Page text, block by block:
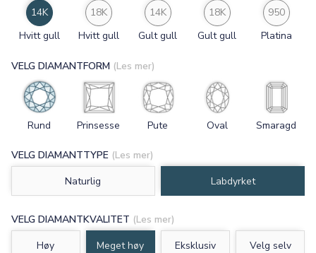
VELG DIAMANTTYPE (Les mer)
Naturlig
Labdyrket
VELG DIAMANTKVALITET (Les mer)
Høy
Meget høy Eksklusiv Velg selv
14K
Hvitt gull
18K
Hvitt gull
14K
Gult gull
18K
Gult gull
950
Platina
VELG DIAMANTFORM (Les mer)
Rund Prinsesse Pute Oval Smaragd